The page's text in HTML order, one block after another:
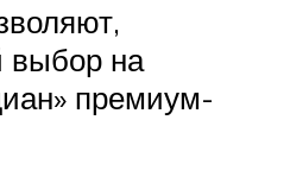
выбор на
премиум-